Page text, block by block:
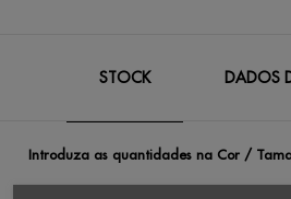
STOCK DADOS
Introduza as quantidades na Cor /